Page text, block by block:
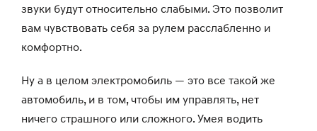
звуки будут относительно слабыми. Это позволит
вам чувствовать себя за рулем расслабленно и
комфортно.
Ну а в целом электромобиль — это все такой же
автомобиль, и в том, чтобы им управлять, нет
ничего страшного или сложного. Умея водить